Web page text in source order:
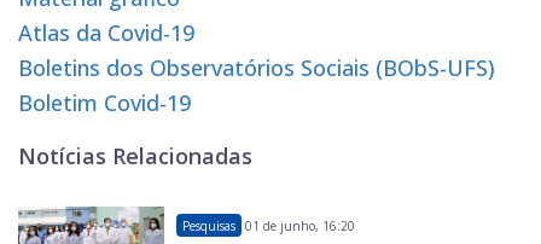
Atlas da Covid-19
Boletins dos Observatórios Sociais (BObS-UFS)
Boletim Covid-19
Notícias Relacionadas
Pesquisas 01 de junho, 16:20